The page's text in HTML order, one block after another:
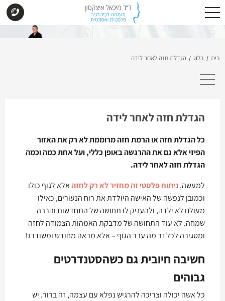
בית / בלוג / הגדלת חזה לאחר לידה
הגדלת חזה לאחר לידה
כל הגדלת חזה או הרמת חזה מרוממת לא רק את האזור
הפיזי אלא גם את ההרגשה באופן כללי, ועל אחת כמה וכמה
הגדלת חזה לאחר לידה.
למעשה,ניתוח פלסטי זה מחזיר לא רק לחזהאלא לגוף כולו
וכמובן לנפשה של האישה היולדת את רוח הנעורים, כאילו
מעולם לא ילדה, ולהעניק לו תחושה של התחדשות והרבה
שמחה. לא עוד התחושה של מדבקת האמהות הצמודה לחזה
ומסגירה לכל זר מה עבר הגוף – אלא מראה מחודש ומשודרג!
חשיבה חיובית גם כשהסטנדרטים
גבוהים
כל אשה יכולה וצריכה להרגיש נפלא עם עצמה, זה ברור. יש